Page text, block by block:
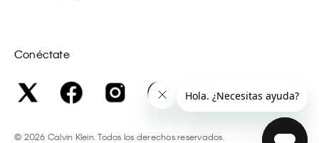
Conéctate
© 2026 Calvin Klein. Todos los derechos reservados.